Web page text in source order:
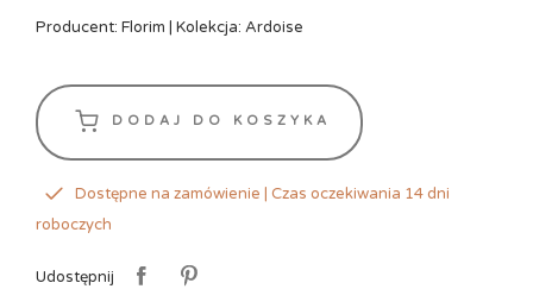
Producent: Florim | Kolekcja: Ardoise
DODAJ DO KOSZYKA
Dostępne na zamówienie | Czas oczekiwania 14 dni
roboczych
Udostępnij